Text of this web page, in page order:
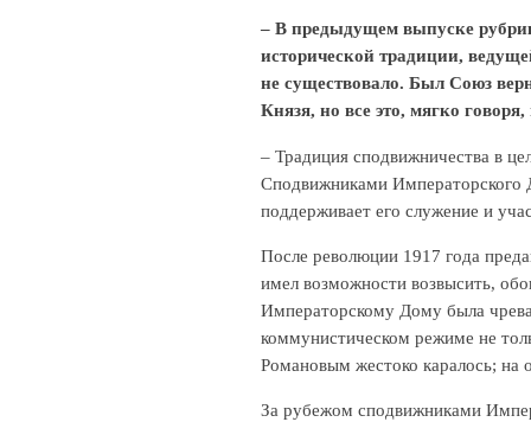
– В предыдущем выпуске
исторической традиции,
не существовало. Был Союз
Князя, но все это, мягко
– Традиция сподвижничества в
Сподвижниками Императорского
поддерживает его служение и
После революции 1917 года
имел возможности возвысить,
Императорскому Дому была
коммунистическом режиме не
Романовым жестоко каралось; на
За рубежом сподвижниками